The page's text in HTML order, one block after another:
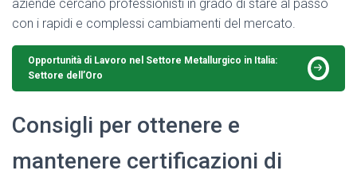
aziende cercano professionisti in grado di stare al passo
con i rapidi e complessi cambiamenti del mercato.
Opportunità di Lavoro nel Settore Metallurgico in Italia:
Settore dell’Oro
Consigli per ottenere e
mantenere certificazioni di